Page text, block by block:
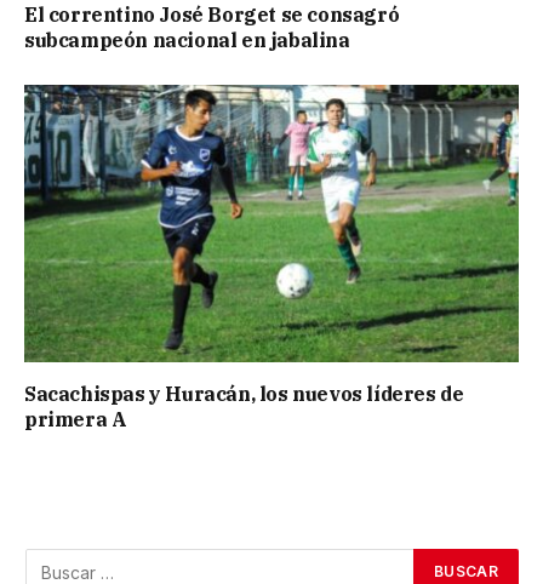
El correntino José Borget se consagró
subcampeón nacional en jabalina
Sacachispas y Huracán, los nuevos líderes de
primera A